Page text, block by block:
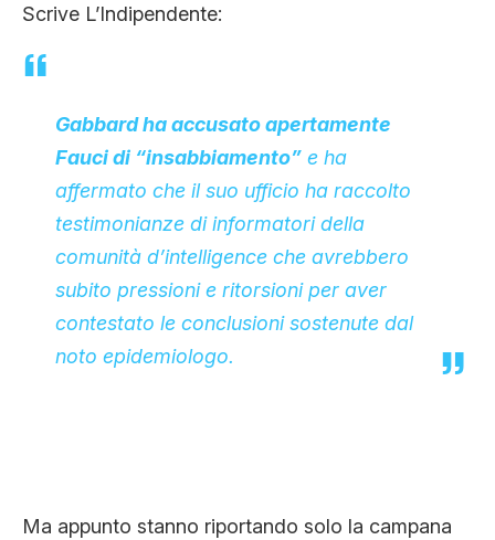
Scrive L’Indipendente:
Gabbard ha accusato apertamente
Fauci di “insabbiamento” e ha
affermato che il suo ufficio ha raccolto
testimonianze di informatori della
comunità d’intelligence che avrebbero
subito pressioni e ritorsioni per aver
contestato le conclusioni sostenute dal
noto epidemiologo.
Ma appunto stanno riportando solo la campana